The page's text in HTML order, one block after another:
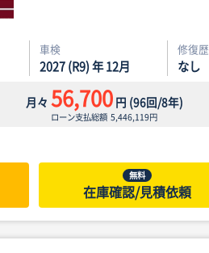
車検
2027 (R9) 年 12月
修復歴
なし
月々 56,700円 (96回/8年)
ローン支払総額5,446,119円
無料
在庫確認/見積依頼